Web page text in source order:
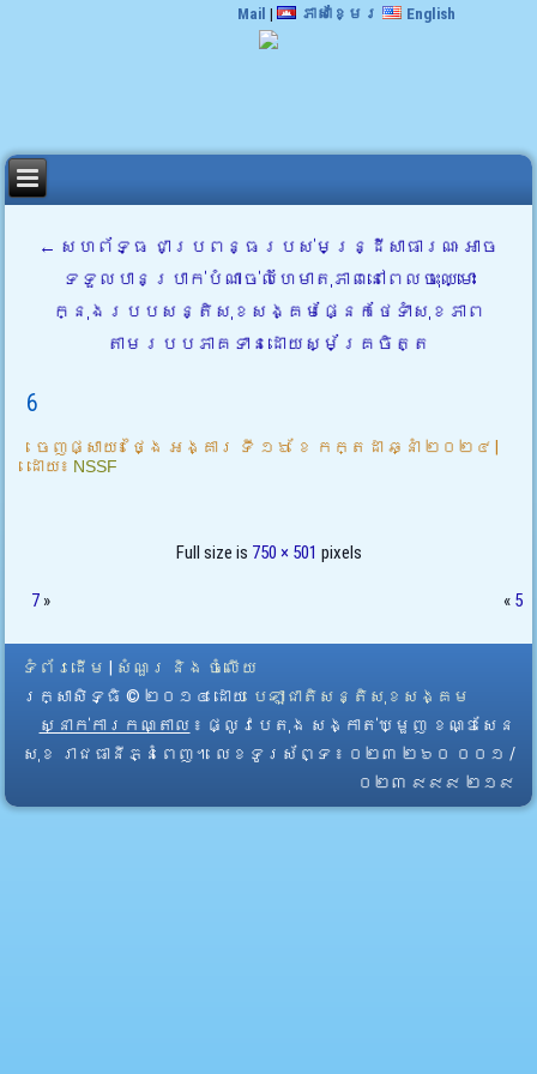
Mail | ភាសាខ្មែរ English
← សហព័ទ្ធ ជាប្រពន្ធរបស់មន្រ្ដីសាធារណៈ អាច
ទទួលបានប្រាក់បំណាច់លំហែមាតុភាពនៅពេលចុះឈ្មោះ
ក្នុងរបបសន្តិសុខសង្គមផ្នែកថែទាំសុខភាព
តាមរបបភាគទានដោយស្ម័គ្រចិត្ត
6
ចេញផ្សាយ៖ ថ្ងៃ អង្គារ ទី ១៦ ខែ កក្តដា ឆ្នាំ ២០២៤
ដោយ៖ NSSF
Full size is 750 × 501 pixels
7 » « 5
ទំព័រដើម
សំណួរ និង ចំលើយ
រក្សាសិទ្ធិ © ២០១៤ ដោយ​ បេឡាជាតិសន្តិសុខសង្គម
ស្នាក់ការកណ្តាល ៖ ផ្លូវបេតុង សង្កាត់ឃ្មួញ ខណ្ឌសែន
សុខ រាជធានីភ្នំពេញ។ លេខទូរស័ព្ទ ៖ ០២៣ ២៦០ ០០១ /
០២៣ ៩៩៩ ២១៩